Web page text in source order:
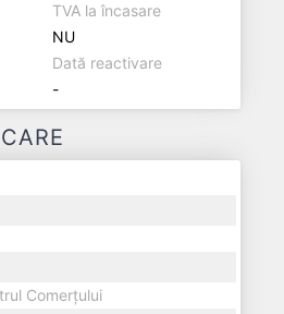
TVA la încasare
NU
Dată reactivare
-
Comerțului